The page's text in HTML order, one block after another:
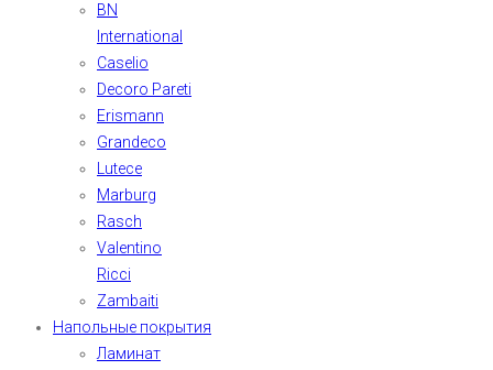
BN
International
Caselio
Decoro Pareti
Erismann
Grandeco
Lutece
Marburg
Rasch
Valentino
Ricci
Zambaiti
Напольные покрытия
Ламинат